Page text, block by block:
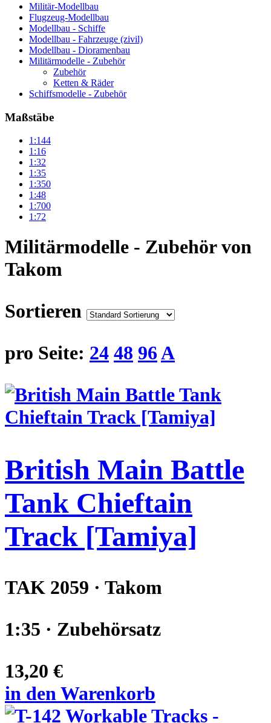
Militär-Modellbau
Flugzeug-Modellbau
Modellbau - Schiffe
Modellbau - Fahrzeuge (zivil)
Modellbau - Dioramenbau
Militärmodelle - Zubehör
Zubehör
Ketten & Räder
Schiffsmodelle - Zubehör
Maßstäbe
1:144
1:16
1:32
1:35
1:350
1:48
1:700
1:72
Militärmodelle - Zubehör von
Takom
Sortieren
pro Seite: 24 48 96A
British Main Battle
Tank Chieftain
Track [Tamiya]
TAK 2059 · Takom
1:35 · Zubehörsatz
13,20 €
in den Warenkorb